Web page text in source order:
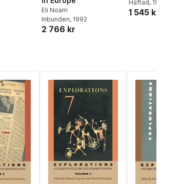
Eli Noam
Inbunden, 1992
2 766 kr
P. Ferré ,P. Mark
Häftad, 1994
1 545 kr